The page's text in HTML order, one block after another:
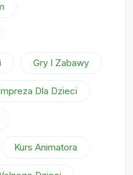
Gry I Zabawy
Dla Dzieci
Kurs Animatora